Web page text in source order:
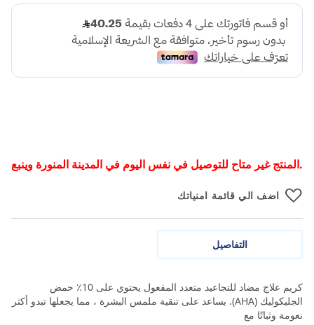
.المنتج غير متاح للتوصيل في نفس اليوم في المدينة المنورة وينبع
اضف الي قائمة امنياتك
التفاصيل
كريم علاج مضاد للتجاعيد متعدد المفعول يحتوي على 10٪ حمض
الجليكوليك (AHA). يساعد على تنقية ملمس البشرة ، مما يجعلها تبدو أكثر
نعومة وثباتًا مع